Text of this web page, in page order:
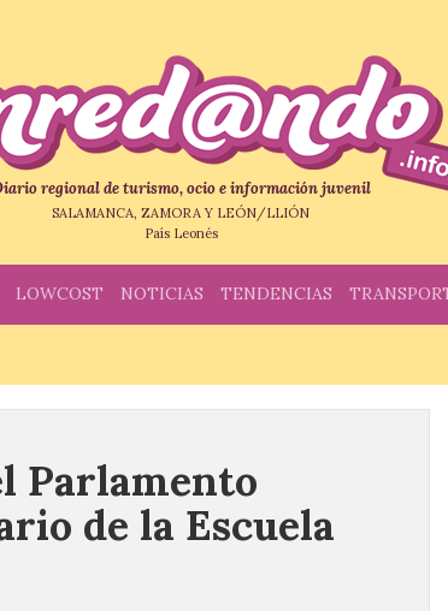
regional de turismo, ocio e información juvenil
SALAMANCA, ZAMORA Y LEÓN/LLIÓN
País Leonés
LOWCOST NOTICIAS TENDENCIAS
Parlamento
de la Escuela